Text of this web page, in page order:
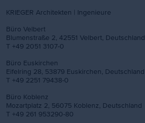
KRIEGER Architekten | Ingenieure
Büro Velbert
Blumenstraße 2, 42551 Velbert, Deutschland
T +49 2051 3107-0
Büro Euskirchen
Eifelring 28, 53879 Euskirchen, Deutschland
T +49 2251 79438-0
Büro Koblenz
Mozartplatz 2, 56075 Koblenz, Deutschland
T +49 261 953290-80